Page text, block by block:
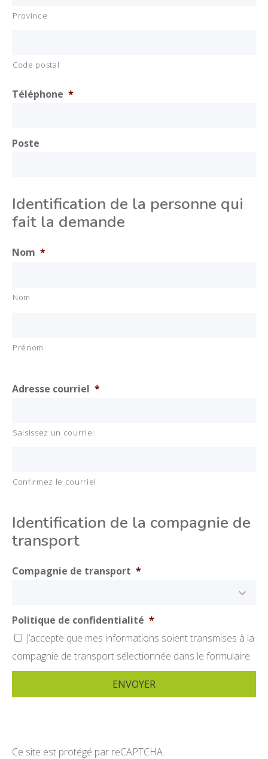
Province
Code postal
Téléphone *
Poste
Identification de la personne qui
fait la demande
Nom *
Prénom
Nom
Adresse courriel *
Saisissez un courriel
Confirmez le courriel
Identification de la compagnie de
transport
Compagnie de transport *
Politique de confidentialité *
J’accepte que mes informations soient transmises à la
compagnie de transport sélectionnée dans le formulaire.
Ce site est protégé par reCAPTCHA.